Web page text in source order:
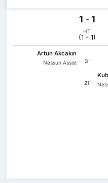
1 - 1
HT
(1 - 1)
Artun Akcakın
Nessun Assist 3'
21'